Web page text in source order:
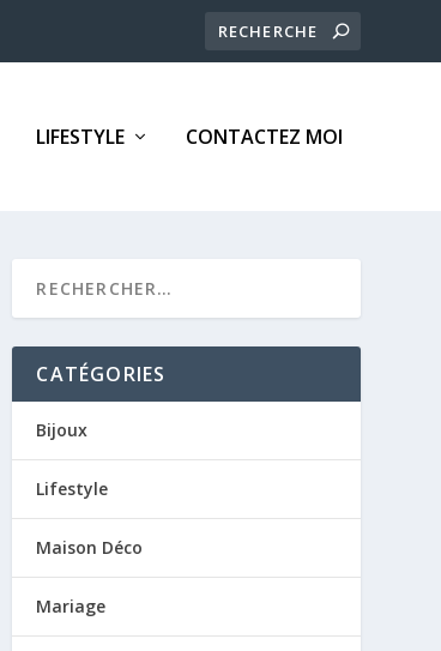
LIFESTYLE CONTACTEZ MOI
CATÉGORIES
Bijoux
Lifestyle
Maison Déco
Mariage